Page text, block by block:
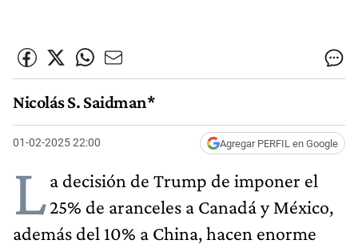
Nicolás S. Saidman*
01-02-2025 22:00 Agregar PERFIL en Google
La decisión de Trump de imponer el
25% de aranceles a Canadá y México,
además del 10% a China, hacen enorme